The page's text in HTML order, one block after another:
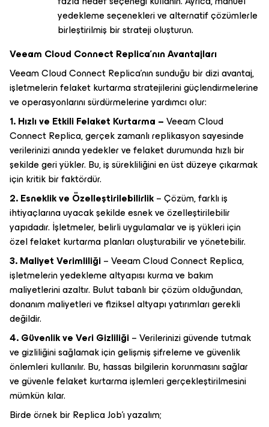
yedekleme seçenekleri ve alternatif çözümlerle
birleştirilmiş bir strateji oluşturun.
Veeam Cloud Connect Replica’nın Avantajları
Veeam Cloud Connect Replica’nın sunduğu bir dizi avantaj,
işletmelerin felaket kurtarma stratejilerini güçlendirmelerine
ve operasyonlarını sürdürmelerine yardımcı olur:
1. Hızlı ve Etkili Felaket Kurtarma –Veeam Cloud
Connect Replica, gerçek zamanlı replikasyon sayesinde
verilerinizi anında yedekler ve felaket durumunda hızlı bir
şekilde geri yükler. Bu, iş sürekliliğini en üst düzeye çıkarmak
için kritik bir faktördür.
2. Esneklik ve Özelleştirilebilirlik– Çözüm, farklı iş
ihtiyaçlarına uyacak şekilde esnek ve özelleştirilebilir
yapıdadır. İşletmeler, belirli uygulamalar ve iş yükleri için
özel felaket kurtarma planları oluşturabilir ve yönetebilir.
3. Maliyet Verimliliği– Veeam Cloud Connect Replica,
işletmelerin yedekleme altyapısı kurma ve bakım
maliyetlerini azaltır. Bulut tabanlı bir çözüm olduğundan,
donanım maliyetleri ve fiziksel altyapı yatırımları gerekli
değildir.
4. Güvenlik ve Veri Gizliliği– Verilerinizi güvende tutmak
ve gizliliğini sağlamak için gelişmiş şifreleme ve güvenlik
önlemleri kullanılır. Bu, hassas bilgilerin korunmasını sağlar
ve güvenle felaket kurtarma işlemleri gerçekleştirilmesini
mümkün kılar.
Birde örnek bir Replica Job’ı yazalım;